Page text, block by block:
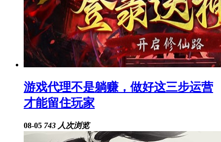
游戏代理不是躺赚，做好这三步运营
才能留住玩家
08-05 743 人次浏览